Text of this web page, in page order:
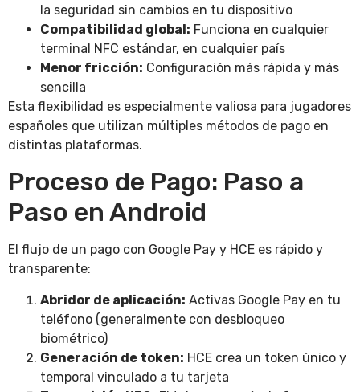
la seguridad sin cambios en tu dispositivo
Compatibilidad global: Funciona en cualquier
terminal NFC estándar, en cualquier país
Menor fricción: Configuración más rápida y más
sencilla
Esta flexibilidad es especialmente valiosa para jugadores
españoles que utilizan múltiples métodos de pago en
distintas plataformas.
Proceso de Pago: Paso a
Paso en Android
El flujo de un pago con Google Pay y HCE es rápido y
transparente:
Abridor de aplicación: Activas Google Pay en tu
teléfono (generalmente con desbloqueo
biométrico)
Generación de token: HCE crea un token único y
temporal vinculado a tu tarjeta